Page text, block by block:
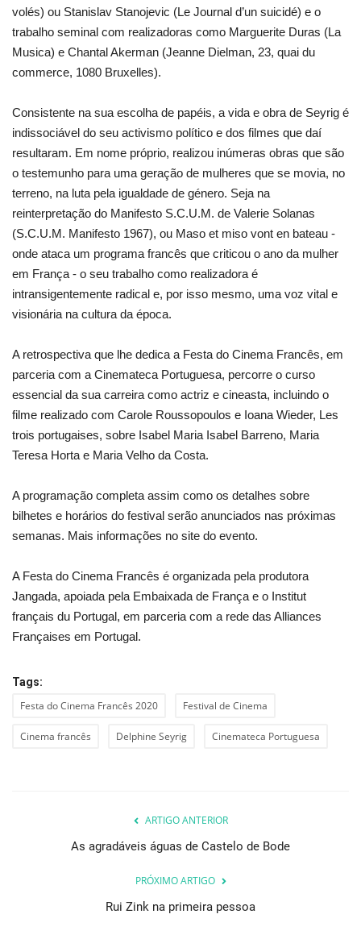
volés) ou Stanislav Stanojevic (Le Journal d’un suicidé) e o
trabalho seminal com realizadoras como Marguerite Duras (La
Musica) e Chantal Akerman (Jeanne Dielman, 23, quai du
commerce, 1080 Bruxelles).
Consistente na sua escolha de papéis, a vida e obra de Seyrig é
indissociável do seu activismo político e dos filmes que daí
resultaram. Em nome próprio, realizou inúmeras obras que são
o testemunho para uma geração de mulheres que se movia, no
terreno, na luta pela igualdade de género. Seja na
reinterpretação do Manifesto S.C.U.M. de Valerie Solanas
(S.C.U.M. Manifesto 1967), ou Maso et miso vont en bateau -
onde ataca um programa francês que criticou o ano da mulher
em França - o seu trabalho como realizadora é
intransigentemente radical e, por isso mesmo, uma voz vital e
visionária na cultura da época.
A retrospectiva que lhe dedica a Festa do Cinema Francês, em
parceria com a Cinemateca Portuguesa, percorre o curso
essencial da sua carreira como actriz e cineasta, incluindo o
filme realizado com Carole Roussopoulos e Ioana Wieder, Les
trois portugaises, sobre Isabel Maria Isabel Barreno, Maria
Teresa Horta e Maria Velho da Costa.
A programação completa assim como os detalhes sobre
bilhetes e horários do festival serão anunciados nas próximas
semanas. Mais informações no site do evento.
A Festa do Cinema Francês é organizada pela produtora
Jangada, apoiada pela Embaixada de França e o Institut
français du Portugal, em parceria com a rede das Alliances
Françaises em Portugal.
Tags:
Festa do Cinema Francês 2020 Festival de Cinema
Cinema francês Delphine Seyrig Cinemateca Portuguesa
ARTIGO ANTERIOR
As agradáveis águas de Castelo de Bode
PRÓXIMO ARTIGO
Rui Zink na primeira pessoa